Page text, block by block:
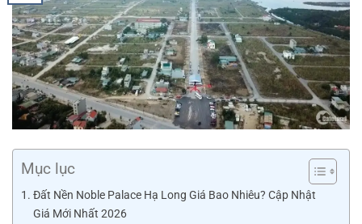
Mục lục
Đất Nền Noble Palace Hạ Long Giá Bao Nhiêu? Cập Nhật
Giá Mới Nhất 2026